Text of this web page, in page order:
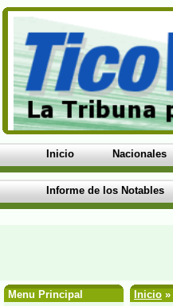
Inicio Nacionales
Informe de los Notables
Menu Principal
Inicio »